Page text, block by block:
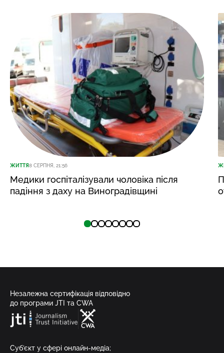
ЖИТТЯ8 СЕРПНЯ, 21:56
Медики госпіталізували чоловіка після
падіння з даху на Виноградівщині
Незалежна сертифікація відповідно
до програми JTI та CWA
Суб’єкт у сфері онлайн-медіа;